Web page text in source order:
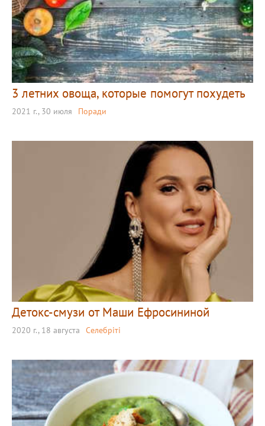
3 летних овоща, которые помогут похудеть
2021 г., 30 июля Поради
Детокс-смузи от Маши Ефросининой
2020 г., 18 августа Селебріті